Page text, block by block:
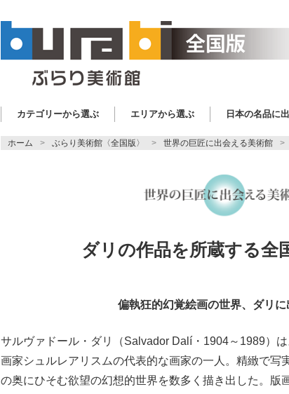
カテゴリーから選ぶ エリアから選ぶ 日本の名品に
ホーム ぶらり美術館〈全国版〉 世界の巨匠に出会える美術館
ダリ の作品を所蔵する全
偏執狂的幻覚絵画の世界、ダリに
サルヴァドール・ダリ（Salvador Dalí・1904～1989）
画家シュルレアリスムの代表的な画家の一人。精緻で写
の奥にひそむ欲望の幻想的世界を数多く描き出した。版